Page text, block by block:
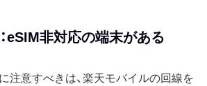
eSIM非対応の端末がある
注意すべきは、楽天モバイルの回線を